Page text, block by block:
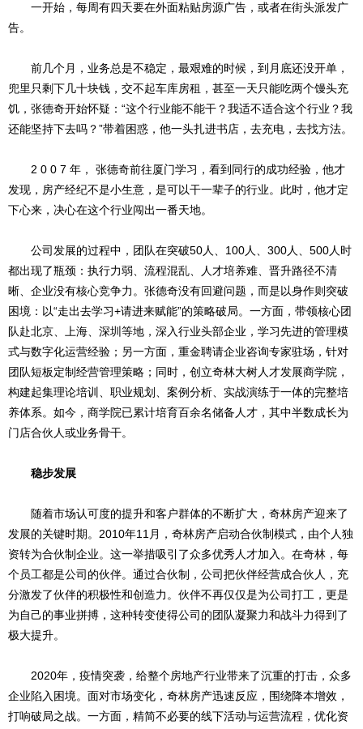
一开始，每周有四天要在外面粘贴房源广告，或者在街头派发广
告。
前几个月，业务总是不稳定，最艰难的时候，到月底还没开单，
兜里只剩下几十块钱，交不起车库房租，甚至一天只能吃两个馒头充
饥，张德奇开始怀疑：“这个行业能不能干？我适不适合这个行业？我
还能坚持下去吗？”带着困惑，他一头扎进书店，去充电，去找方法。
2 0 0 7 年， 张德奇前往厦门学习，看到同行的成功经验，他才
发现，房产经纪不是小生意，是可以干一辈子的行业。此时，他才定
下心来，决心在这个行业闯出一番天地。
公司发展的过程中，团队在突破50人、100人、300人、500人时
都出现了瓶颈：执行力弱、流程混乱、人才培养难、晋升路径不清
晰、企业没有核心竞争力。张德奇没有回避问题，而是以身作则突破
困境：以“走出去学习+请进来赋能”的策略破局。一方面，带领核心团
队赴北京、上海、深圳等地，深入行业头部企业，学习先进的管理模
式与数字化运营经验；另一方面，重金聘请企业咨询专家驻场，针对
团队短板定制经营管理策略；同时，创立奇林大树人才发展商学院，
构建起集理论培训、职业规划、案例分析、实战演练于一体的完整培
养体系。如今，商学院已累计培育百余名储备人才，其中半数成长为
门店合伙人或业务骨干。
稳步发展
随着市场认可度的提升和客户群体的不断扩大，奇林房产迎来了
发展的关键时期。2010年11月，奇林房产启动合伙制模式，由个人独
资转为合伙制企业。这一举措吸引了众多优秀人才加入。在奇林，每
个员工都是公司的伙伴。通过合伙制，公司把伙伴经营成合伙人，充
分激发了伙伴的积极性和创造力。伙伴不再仅仅是为公司打工，更是
为自己的事业拼搏，这种转变使得公司的团队凝聚力和战斗力得到了
极大提升。
2020年，疫情突袭，给整个房地产行业带来了沉重的打击，众多
企业陷入困境。面对市场变化，奇林房产迅速反应，围绕降本增效，
打响破局之战。一方面，精简不必要的线下活动与运营流程，优化资